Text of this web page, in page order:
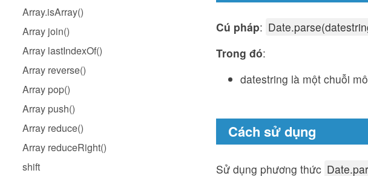
Array.isArray()
Array join()
Array lastIndexOf()
Array reverse()
Array pop()
Array push()
Array reduce()
Array reduceRight()
shift
Cú pháp:
Trong đó:
datestring là một chuỗi
Cách sử dụng
Sử dụng phương thức